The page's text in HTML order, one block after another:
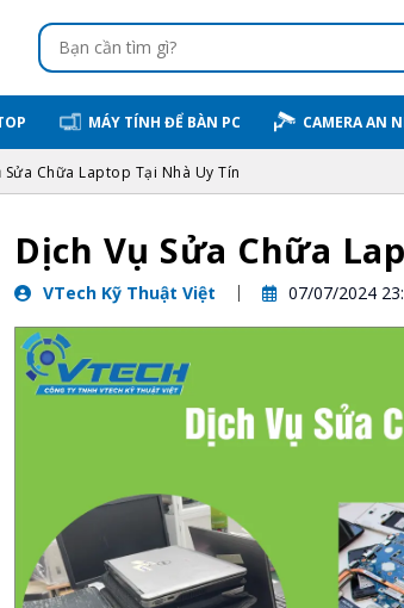
MÁY TÍNH ĐỂ BÀN PC CAMERA AN
Sửa Chữa Laptop Tại Nhà Uy Tín
Dịch Vụ Sửa Chữa
VTech Kỹ Thuật Việt 07/07/2024